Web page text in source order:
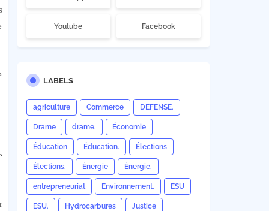
Youtube Facebook
LABELS
agriculture Commerce DEFENSE.
Drame drame. Économie
Éducation Éducation. Élections
Élections. Énergie Énergie.
entrepreneuriat Environnement. ESU
ESU. Hydrocarbures Justice